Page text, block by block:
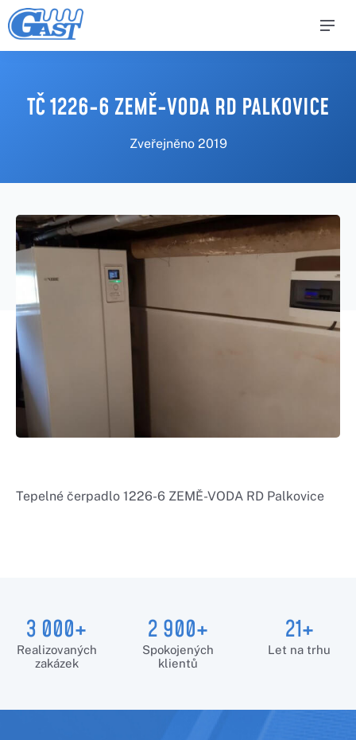
TČ 1226-6 ZEMĚ-VODA RD PALKOVICE
Zveřejněno 2019
Tepelné čerpadlo 1226-6 ZEMĚ-VODA RD Palkovice
3 000+
Realizovaných
zakázek
2 900+
Spokojených
klientů
21+
Let na trhu